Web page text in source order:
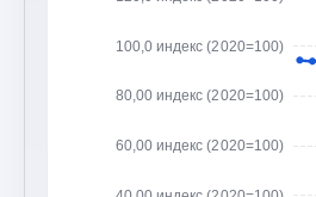
60,00 индекс (2020=100)
80,00 индекс (2020=100)
100,0 индекс (2020=100)